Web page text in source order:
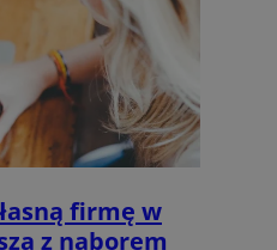
firmę w
z naborem